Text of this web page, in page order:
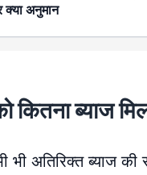
क्या अनुमान
कितना ब्याज
भी अतिरिक्त ब्याज